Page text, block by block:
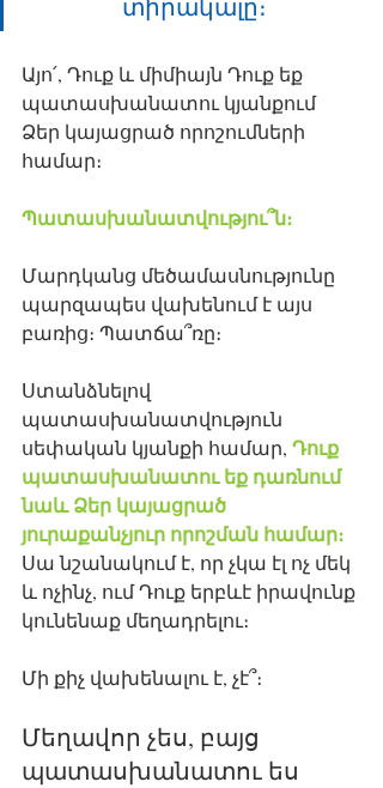
տիրակալը։
Այո՛, Դուք և միմիայն Դուք եք
պատասխանատու կյանքում
Ձեր կայացրած որոշումների
համար։
Պատասխանատվությու՞ն։
Մարդկանց մեծամասնությունը
պարզապես վախենում է այս
բառից։ Պատճա՞ռը։
Ստանձնելով
պատասխանատվություն
սեփական կյանքի համար, Դուք
պատասխանատու եք դառնում
նաև Ձեր կայացրած
յուրաքանչյուր որոշման համար։
Սա նշանակում է, որ չկա էլ ոչ մեկ
և ոչինչ, ում Դուք երբևէ իրավունք
կունենաք մեղադրելու։
Մի քիչ վախենալու է, չէ՞։
Մեղավոր չես, բայց
պատասխանատու ես